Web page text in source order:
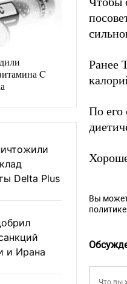
C
Delta Plus
и Ирана
Ранее
По его
Вы